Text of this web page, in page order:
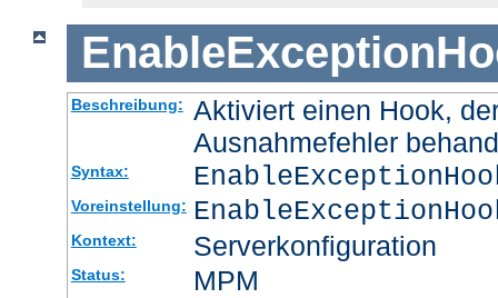
Beschreibung:
Aktiviert einen Hook,
Ausnahmefehler
Syntax:
Voreinstellung:
Kontext: Serverkonfiguration
Status: MPM